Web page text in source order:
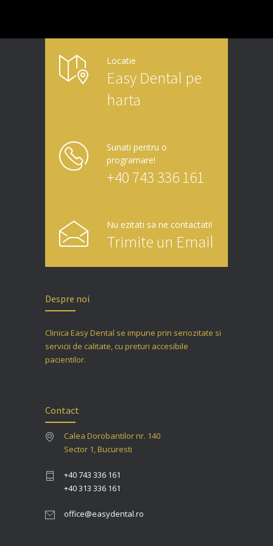
Locatie
Easy Dental pe
harta
Sunati pentru o
programare!
+40 743 336 161
Nu ezitati sa ne contactati!
Trimite un Email
Despre noi
Clinica Easy Dental se impune prin seriozitate si
servicii de calitate, cu preturi accesibile
pacientilor.
Contact
Calea Dorobantilor nr. 140
Sector 1, Bucuresti
+40 743 336 161
+40 313 336 161
office@easydental.ro